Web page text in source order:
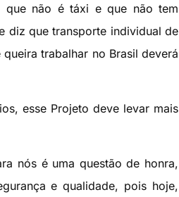
que não é táxi e que não tem
diz que transporte individual de
trabalhar no Brasil deverá
esse Projeto deve levar mais
nós é uma questão de honra,
e qualidade, pois hoje,